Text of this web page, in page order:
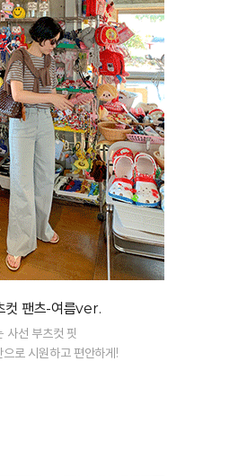
컷 팬츠-여름ver.
사선 부츠컷 핏
로 시원하고 편안하게!